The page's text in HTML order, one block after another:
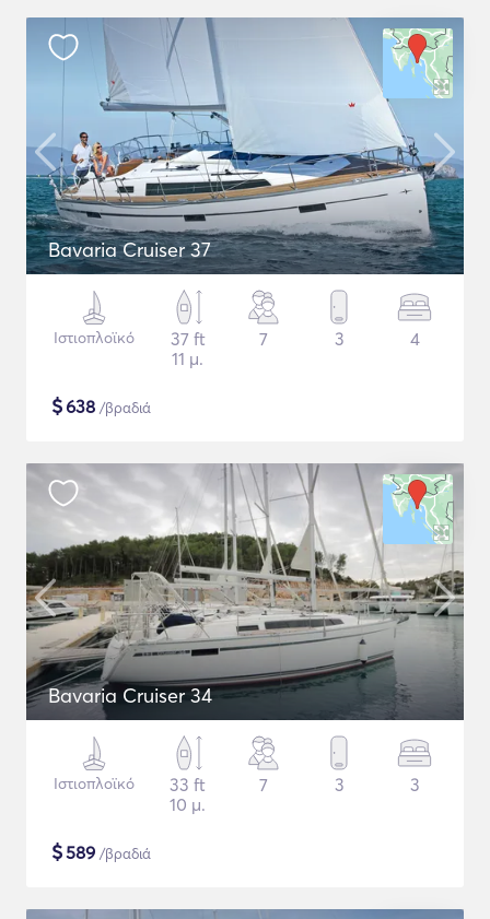
Bavaria Cruiser 37
Ιστιοπλοϊκό
37 ft
11 μ.
7 3 4
$638 /βραδιά
Bavaria Cruiser 34
Ιστιοπλοϊκό
33 ft
10 μ.
7 3 3
$589 /βραδιά